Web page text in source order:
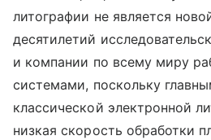
литографии не является
десятилетий
и компании по всему миру
системами, поскольку
классической электронной
низкая скорость обработки